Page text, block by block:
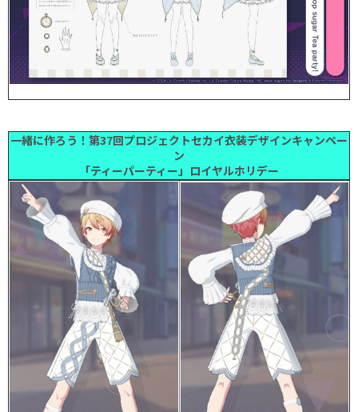
一緒に作ろう！第37回プロジェクトセカイ衣装デザインキャンペー
ン
「ティーパーティー」ロイヤルホリデー